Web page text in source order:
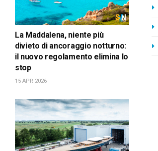
La Maddalena, niente più
divieto di ancoraggio notturno:
il nuovo regolamento elimina lo
stop
15 APR 2026